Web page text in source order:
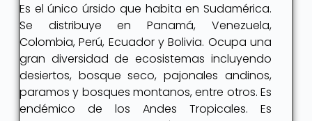
Es el único úrsido que habita en Sudamérica.
Se distribuye en Panamá, Venezuela,
Colombia, Perú, Ecuador y Bolivia. Ocupa una
gran diversidad de ecosistemas incluyendo
desiertos, bosque seco, pajonales andinos,
paramos y bosques montanos, entre otros. Es
endémico de los Andes Tropicales. Es